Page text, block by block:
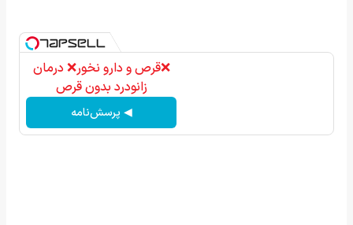
❌قرص‌ و دارو نخور❌ درمان
زانودرد بدون قرص
◀ پرسش‌نامه